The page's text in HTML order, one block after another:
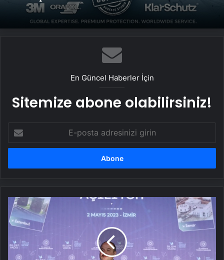
Bigo Elmas Bayi – Güvenli, Hızlı ve Uygun
Fiyatlı Elmas Satın Almanın Yeni Adresi
En Güncel Haberler İçin
Sitemize abone olabilirsiniz!
posta
adresinizi
Mega
Teknoloji
Koridoru
İzmir'den
açıldı...
Bakanlardan